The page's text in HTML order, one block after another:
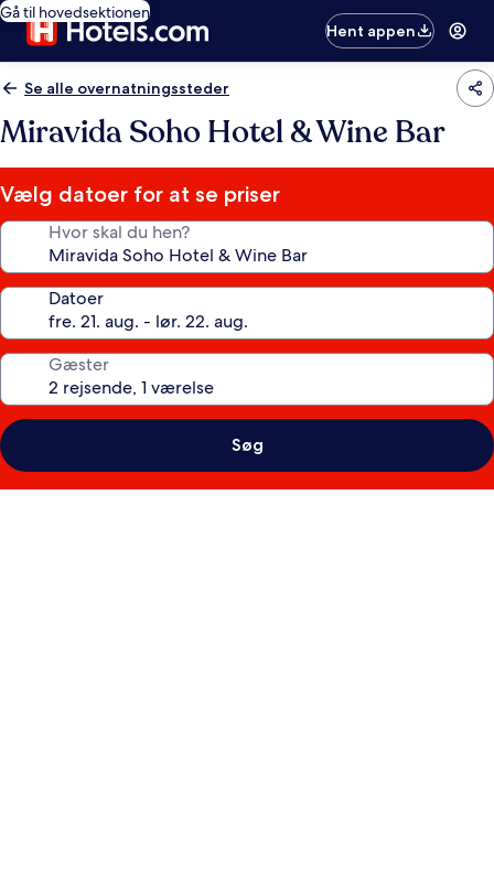
Gå til hovedsektionen
Hent appen
Se alle overnatningssteder
Miravida Soho Hotel & Wine Bar
Vælg datoer for at se priser
Hvor skal du hen?
Datoer
Gæster
Søg